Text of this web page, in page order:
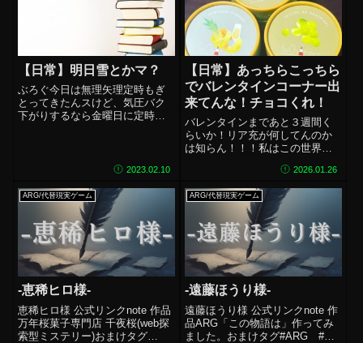
【日常】明日雪とかマ？
ぶろぐ今日は無理矢理定時もぎ
とってきたんスけど、気圧バク
下がりするなら金曜日に定時す
ランク、ﾌｨｯﾄﾎﾞｸｼﾝｸﾞ。そのあ
サッと...
2023.02.10
【日常】あっちらこっちら
でバレンタインコーナー出
来てんな！チョコくれ！
バレンタインまであと３週間く
らいか！リア充が何してんのか
は知らん！！！私はこの世界に
ートが好きだ！！！私多分月に
数万くらいチョコ買ってると思
う。甘党なのは間違いないんだ
けど、その中でもチョコレート
はダントツで好き...
2026.01.26
ARG/代替現実ゲーム
-恵稀ヒロ様-
恵稀ヒロ様 公式リンクnote 作品
万年桜菓子専門店 千夜桜(web探
索型ミステリー)おまけタグ
ARG/代替現実ゲーム
-遠藤ほうり様-
遠藤ほうり様 公式リンクnote 作
品ARG「この物語は」作ってみ
ました。おまけタグ#ARG #代